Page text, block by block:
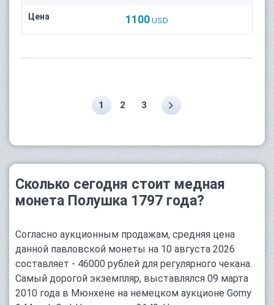
Цена 1100 USD
1 2 3
Сколько сегодня стоит медная
монета Полушка 1797 года?
Согласно аукционным продажам, средняя цена
данной павловской монеты на 10 августа 2026
составляет - 46000 рублей для регулярного чекана.
Самый дорогой экземпляр, выставлялся 09 марта
2010 года в Мюнхене на немецком аукционе Gorny